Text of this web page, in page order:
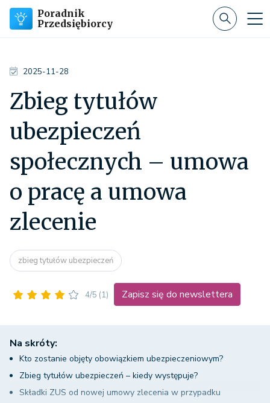
Poradnik
Przedsiębiorcy
2025-11-28
Zbieg tytułów
ubezpieczeń
społecznych – umowa
o pracę a umowa
zlecenie
zbieg tytułów ubezpieczeń
4/5 (1) Zapisz się do newslettera
Na skróty:
Kto zostanie objęty obowiązkiem ubezpieczeniowym?
Zbieg tytułów ubezpieczeń – kiedy występuje?
Składki ZUS od nowej umowy zlecenia w przypadku